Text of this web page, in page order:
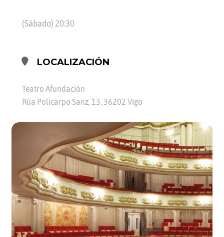
(Sábado) 20:30
LOCALIZACIÓN
Teatro Afundación
Rúa Policarpo Sanz, 13, 36202 Vigo